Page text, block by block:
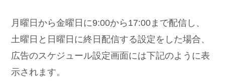
月曜日から金曜日に9:00から17:00まで配信し、
土曜日と日曜日に終日配信する設定をした場合、
広告のスケジュール設定画面には下記のように表
示されます。